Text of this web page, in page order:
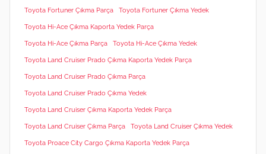
Toyota Fortuner Çıkma Parça Toyota Fortuner Çıkma Yedek
Toyota Hi-Ace Çıkma Kaporta Yedek Parça
Toyota Hi-Ace Çıkma Parça Toyota Hi-Ace Çıkma Yedek
Toyota Land Cruiser Prado Çıkma Kaporta Yedek Parça
Toyota Land Cruiser Prado Çıkma Parça
Toyota Land Cruiser Prado Çıkma Yedek
Toyota Land Cruiser Çıkma Kaporta Yedek Parça
Toyota Land Cruiser Çıkma Parça Toyota Land Cruiser Çıkma Yedek
Toyota Proace City Cargo Çıkma Kaporta Yedek Parça